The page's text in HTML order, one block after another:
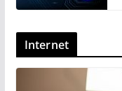
Internet